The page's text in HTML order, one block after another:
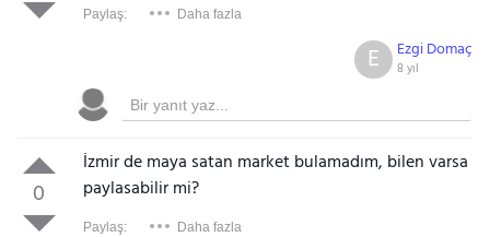
Paylaş: Daha fazla
Ezgi Domaç
8 yıl
E
0
İzmir de maya satan market bulamadım, bilen varsa
paylasabilir mi?
Paylaş: Daha fazla